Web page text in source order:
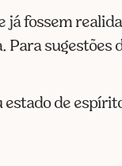
já fossem
Para sugestões
estado de